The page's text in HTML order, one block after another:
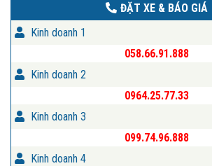
ĐẶT XE & BÁO GIÁ
Kinh doanh 1
058.66.91.888
Kinh doanh 2
0964.25.77.33
Kinh doanh 3
099.74.96.888
Kinh doanh 4